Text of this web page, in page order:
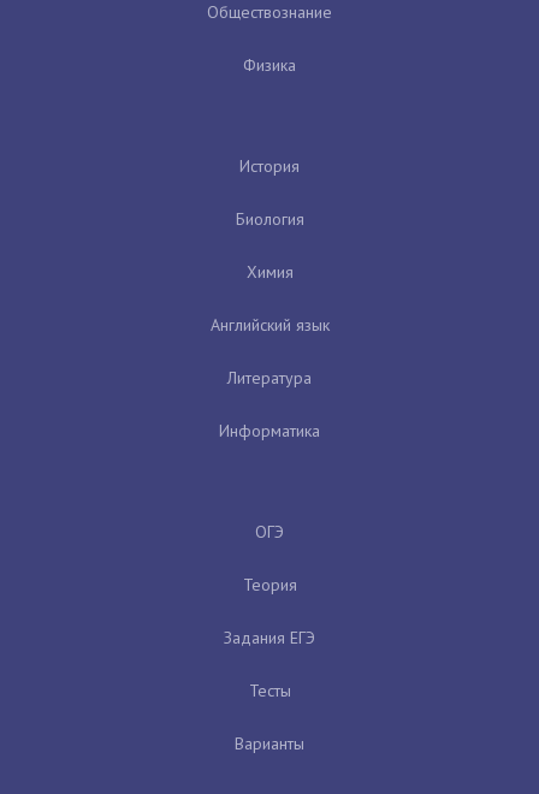
Обществознание
Физика
История
Биология
Химия
Английский язык
Литература
Информатика
ОГЭ
Теория
Задания ЕГЭ
Тесты
Варианты